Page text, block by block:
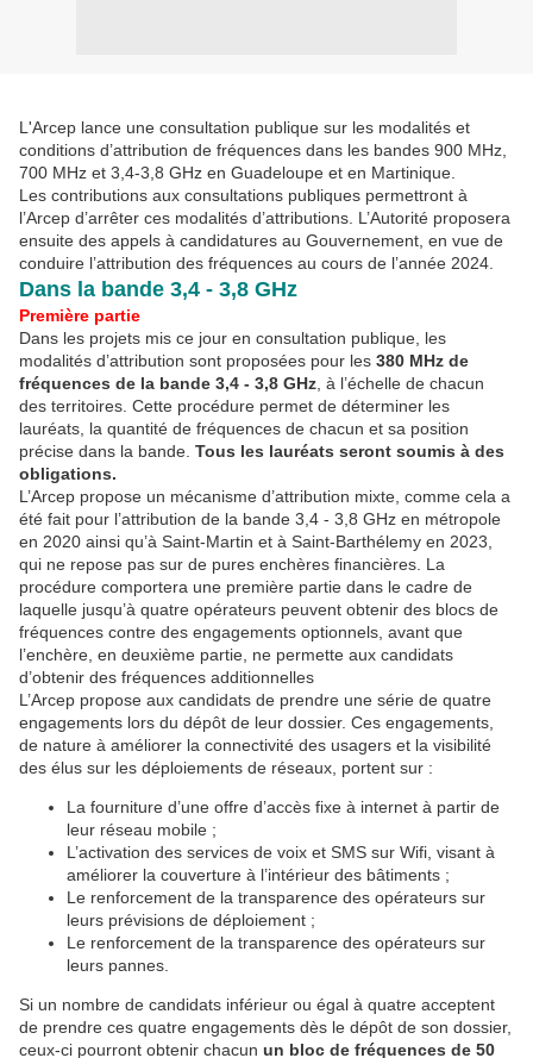
L'Arcep lance une consultation publique sur les modalités et
conditions d’attribution de fréquences dans les bandes 900 MHz,
700 MHz et 3,4-3,8 GHz en Guadeloupe et en Martinique.
Les contributions aux consultations publiques permettront à
l’Arcep d’arrêter ces modalités d’attributions. L’Autorité proposera
ensuite des appels à candidatures au Gouvernement, en vue de
conduire l’attribution des fréquences au cours de l’année 2024.
Dans la bande 3,4 - 3,8 GHz
Première partie
Dans les projets mis ce jour en consultation publique, les
modalités d’attribution sont proposées pour les 380 MHz de
fréquences de la bande 3,4 - 3,8 GHz , à l’échelle de chacun
des territoires. Cette procédure permet de déterminer les
lauréats, la quantité de fréquences de chacun et sa position
précise dans la bande. Tous les lauréats seront soumis à des
obligations.
L’Arcep propose un mécanisme d’attribution mixte, comme cela a
été fait pour l’attribution de la bande 3,4 - 3,8 GHz en métropole
en 2020 ainsi qu’à Saint-Martin et à Saint-Barthélemy en 2023,
qui ne repose pas sur de pures enchères financières. La
procédure comportera une première partie dans le cadre de
laquelle jusqu’à quatre opérateurs peuvent obtenir des blocs de
fréquences contre des engagements optionnels, avant que
l’enchère, en deuxième partie, ne permette aux candidats
d’obtenir des fréquences additionnelles
L’Arcep propose aux candidats de prendre une série de quatre
engagements lors du dépôt de leur dossier. Ces engagements,
de nature à améliorer la connectivité des usagers et la visibilité
des élus sur les déploiements de réseaux, portent sur :
La fourniture d’une offre d’accès fixe à internet à partir de
leur réseau mobile ;
L’activation des services de voix et SMS sur Wifi, visant à
améliorer la couverture à l’intérieur des bâtiments ;
Le renforcement de la transparence des opérateurs sur
leurs prévisions de déploiement ;
Le renforcement de la transparence des opérateurs sur
leurs pannes.
Si un nombre de candidats inférieur ou égal à quatre acceptent
de prendre ces quatre engagements dès le dépôt de son dossier,
ceux-ci pourront obtenir chacun un bloc de fréquences de 50